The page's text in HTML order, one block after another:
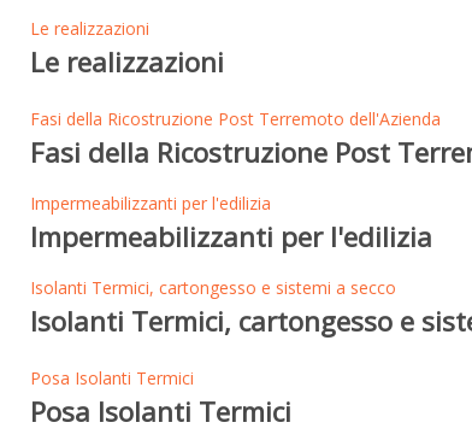
Le realizzazioni
Le realizzazioni
Fasi della Ricostruzione Post Terremoto dell'Azienda
Fasi della Ricostruzione Post
Impermeabilizzanti per l'edilizia
Impermeabilizzanti per l'edilizia
Isolanti Termici, cartongesso e sistemi a secco
Isolanti Termici, cartongesso e
Posa Isolanti Termici
Posa Isolanti Termici